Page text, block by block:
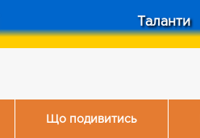
Таланти
Що подивитись